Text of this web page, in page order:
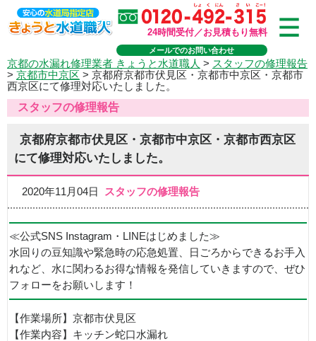
24時間受付／お見積もり無料
メールでのお問い合わせ
京都の水漏れ修理業者 きょうと水道職人 > スタッフの修理報告
> 京都市中京区 > 京都府京都市伏見区・京都市中京区・京都市
西京区にて修理対応いたしました。
スタッフの修理報告
京都府京都市伏見区・京都市中京区・京都市西京区
にて修理対応いたしました。
2020年11月04日 スタッフの修理報告
≪公式SNS Instagram・LINEはじめました≫
水回りの豆知識や緊急時の応急処置、日ごろからできるお手入
れなど、水に関わるお得な情報を発信していきますので、ぜひ
フォローをお願いします！
【作業場所】京都市伏見区
【作業内容】キッチン蛇口水漏れ